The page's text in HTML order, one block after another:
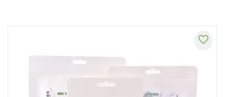
favorite_border